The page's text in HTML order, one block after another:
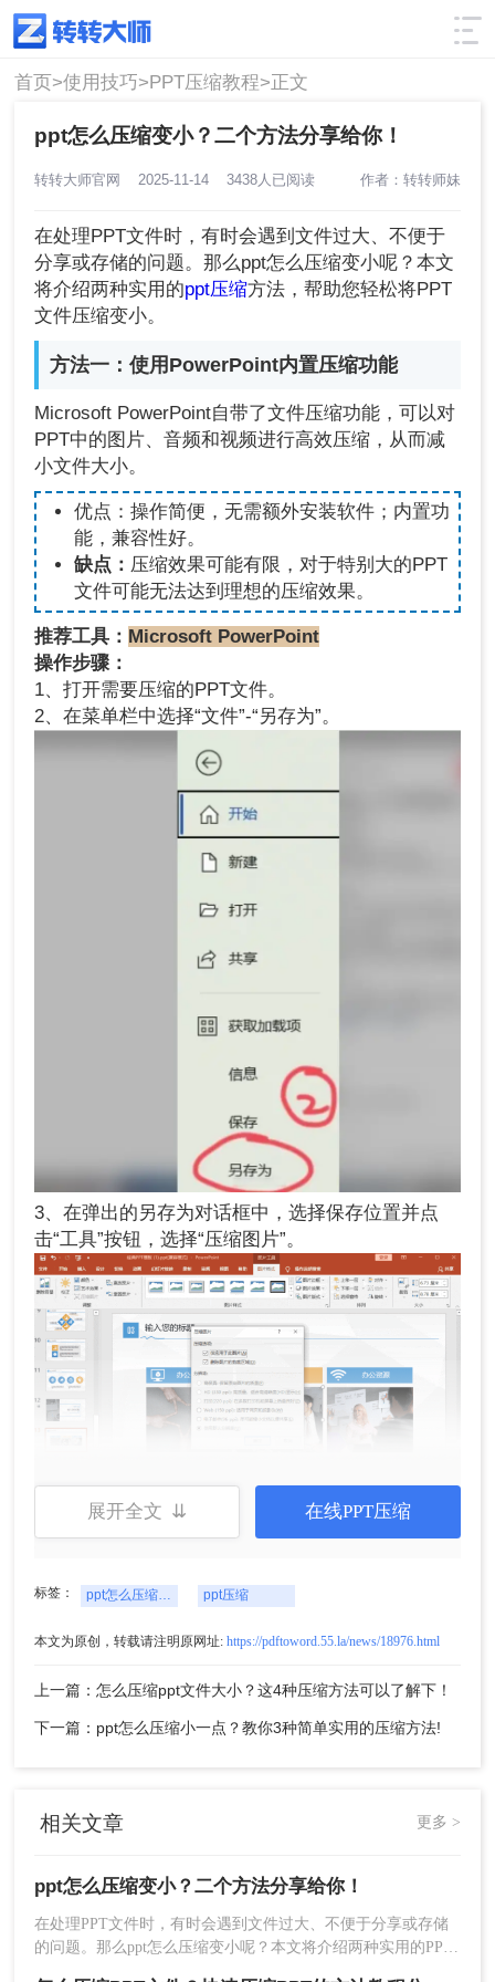
使用技巧 筛选
首页>使用技巧>PPT压缩教程>正文
ppt怎么压缩变小？二个方法分享给你！
转转大师官网 2025-11-14 3438人已阅读 作者：转转师妹
在处理PPT文件时，有时会遇到文件过大、不便于
分享或存储的问题。那么ppt怎么压缩变小呢？本文
将介绍两种实用的ppt压缩方法，帮助您轻松将PPT
文件压缩变小。
方法一：使用PowerPoint内置压缩功能
Microsoft PowerPoint自带了文件压缩功能，可以对
PPT中的图片、音频和视频进行高效压缩，从而减
小文件大小。
优点：操作简便，无需额外安装软件；内置功
能，兼容性好。
缺点： 压缩效果可能有限，对于特别大的PPT
文件可能无法达到理想的压缩效果。
推荐工具： Microsoft PowerPoint
操作步骤：
1、打开需要压缩的PPT文件。
2、在菜单栏中选择“文件”-“另存为”。
3、在弹出的另存为对话框中，选择保存位置并点
击“工具”按钮，选择“压缩图片”。
据需要调整目标输出。
缩后的PPT文件。
注意：在压缩图片时，要注意保持图片的清晰度，
避免过度压缩导致图片模糊。如果PPT中包含大量
高清图片或视频，可能需要手动调整这些元素的分
方法二：使用第三方PPT压缩工具
可以针对PPT文件进行全面压缩，包括图片、音
压缩，大大提高了处理效率。
展开全文 ⇊ 在线PPT压缩
标签： ppt怎么压缩变小 ppt压缩
本文为原创，转载请注明原网址: https://pdftoword.55.la/news/18976.html
上一篇：怎么压缩ppt文件大小？这4种压缩方法可以了解下！
下一篇：ppt怎么压缩小一点？教你3种简单实用的压缩方法!
相关文章 更多 >
ppt怎么压缩变小？二个方法分享给你！
在处理PPT文件时，有时会遇到文件过大、不便于分享或存储
的问题。那么ppt怎么压缩变小呢？本文将介绍两种实用的PPT